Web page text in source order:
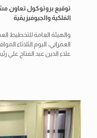
توقيع بروتوكول تعاون
الفلكية والجيوفيزيقية
والهيئة العامة للتخطيط
علاء الدين عبد الفتاح علي